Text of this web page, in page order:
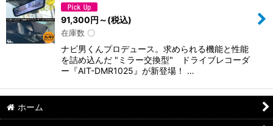
91,300円 ～(税込)
在庫数 〇
ナビ男くんプロデュース。求められる機能と性能
を詰め込んだ "ミラー交換型" ドライブレコーダ
ー『AIT-DMR1025』が新登場！ …
ホーム